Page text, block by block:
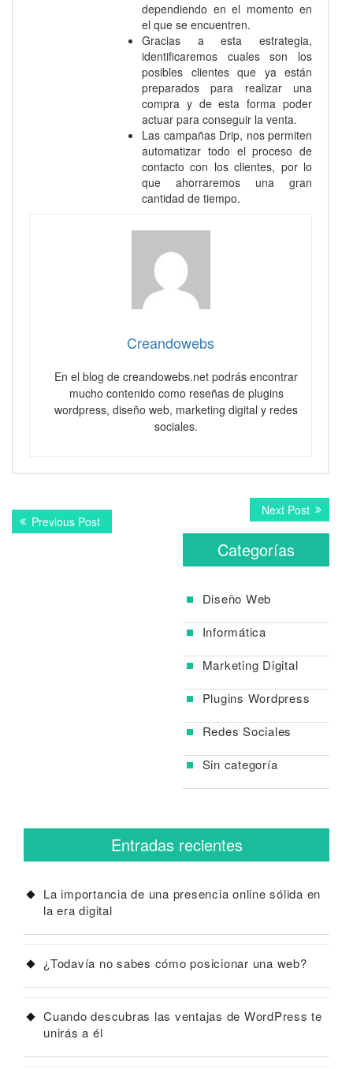
dependiendo en el momento en
el que se encuentren.
Gracias a esta estrategia,
identificaremos cuales son los
posibles clientes que ya están
preparados para realizar una
compra y de esta forma poder
actuar para conseguir la venta.
Las campañas Drip, nos permiten
automatizar todo el proceso de
contacto con los clientes, por lo
que ahorraremos una gran
cantidad de tiempo.
Creandowebs
En el blog de creandowebs.net podrás encontrar
mucho contenido como reseñas de plugins
wordpress, diseño web, marketing digital y redes
sociales.
Navegación
dePrevious PostPrevious
post:
Next PostNext
post:
Categorías
Diseño Web
Informática
Marketing Digital
Plugins Wordpress
Redes Sociales
Sin categoría
Entradas recientes
La importancia de una presencia online sólida en
la era digital
¿Todavía no sabes cómo posicionar una web?
Cuando descubras las ventajas de WordPress te
unirás a él